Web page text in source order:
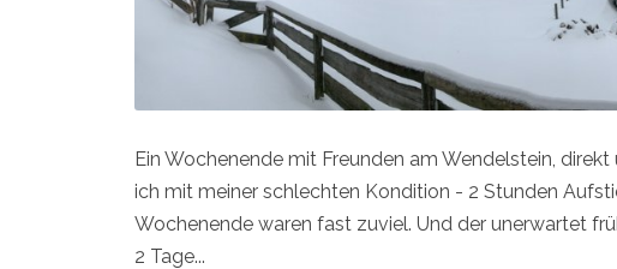
Ein Wochenende mit Freunden am Wendelstein,
ich mit meiner schlechten Kondition - 2 Stunden
Wochenende waren fast zuviel. Und der unerwartet
2 Tage...